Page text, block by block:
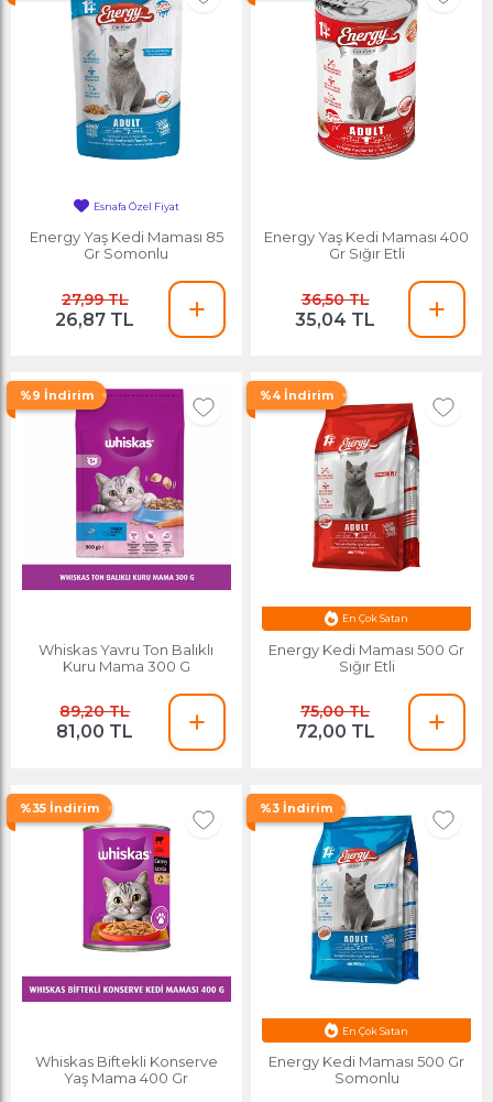
Esnafa Özel Fiyat
Energy Yaş Kedi Maması 85
Gr Somonlu
27,99 TL
26,87 TL
Energy Yaş Kedi Maması 400
Gr Sığır Etli
36,50 TL
35,04 TL
%9 İndirim
Whiskas Yavru Ton Balıklı
Kuru Mama 300 G
89,20 TL
81,00 TL
%4 İndirim
En Çok Satan
Energy Kedi Maması 500 Gr
Sığır Etli
75,00 TL
72,00 TL
%35 İndirim
Whiskas Biftekli Konserve
Yaş Mama 400 Gr
%3 İndirim
En Çok Satan
Energy Kedi Maması 500 Gr
Somonlu